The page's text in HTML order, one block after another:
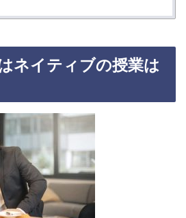
ネイティブの授業は